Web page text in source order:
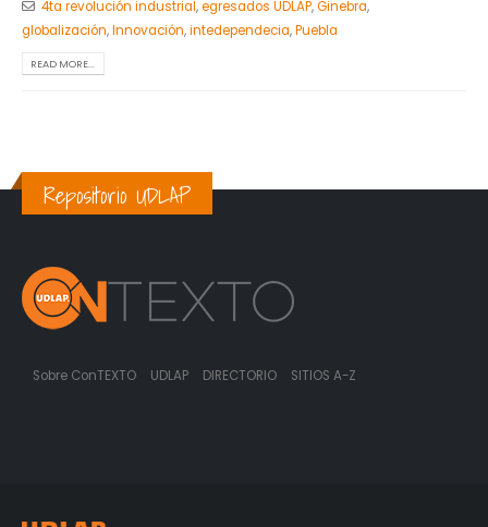
4ta revolución industrial,egresados UDLAP,Ginebra,
globalización,Innovación,intedependecia,Puebla
READ MORE...
Repositorio UDLAP
Sobre ConTEXTO UDLAP DIRECTORIO SITIOS A-Z